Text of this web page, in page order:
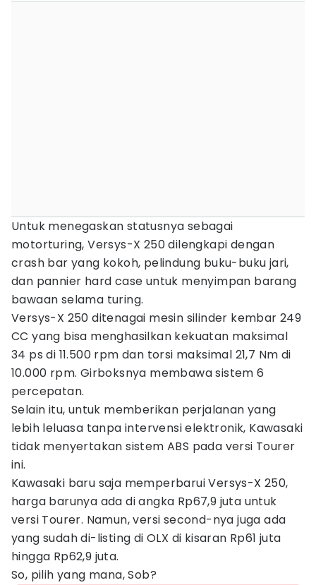
Untuk menegaskan statusnya sebagai
motorturing, Versys-X 250 dilengkapi dengan
crash bar yang kokoh, pelindung buku-buku jari,
dan pannier hard case untuk menyimpan barang
bawaan selama turing.
Versys-X 250 ditenagai mesin silinder kembar 249
CC yang bisa menghasilkan kekuatan maksimal
34 ps di 11.500 rpm dan torsi maksimal 21,7 Nm di
10.000 rpm. Girboksnya membawa sistem 6
percepatan.
Selain itu, untuk memberikan perjalanan yang
lebih leluasa tanpa intervensi elektronik, Kawasaki
tidak menyertakan sistem ABS pada versi Tourer
ini.
Kawasaki baru saja memperbarui Versys-X 250,
harga barunya ada di angka Rp67,9 juta untuk
versi Tourer. Namun, versi second-nya juga ada
yang sudah di-listing di OLX di kisaran Rp61 juta
hingga Rp62,9 juta.
So, pilih yang mana, Sob?